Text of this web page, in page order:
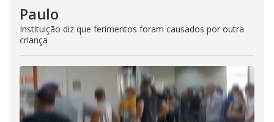
Paulo
Instituição diz que ferimentos foram causados por outra
criança